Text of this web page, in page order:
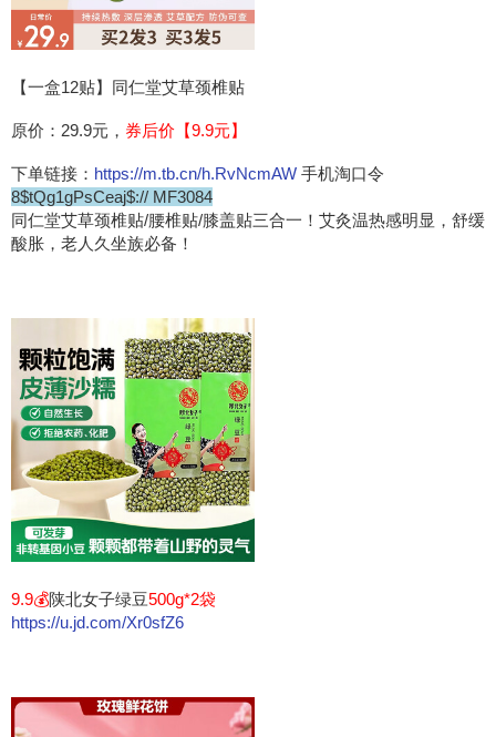
【一盒12贴】同仁堂艾草颈椎贴
原价：29.9元， 券后价【9.9元】
下单链接： https://m.tb.cn/h.RvNcmAW 手机淘口令
8$tQg1gPsCeaj$:// MF3084
同仁堂艾草颈椎贴/腰椎贴/膝盖贴三合一！艾灸温热感明显，舒缓
酸胀，老人久坐族必备！
9.9💰陕北女子绿豆500g*2袋
https://u.jd.com/Xr0sfZ6